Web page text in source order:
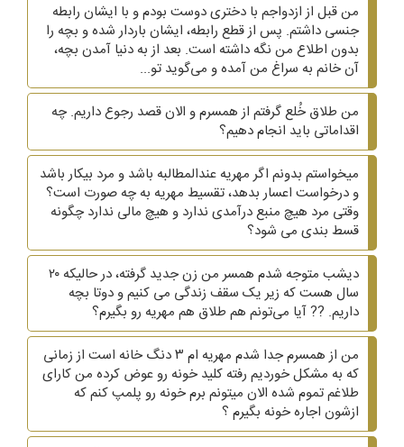
من قبل از ازدواجم با دختری دوست بودم و با ایشان رابطه
جنسی داشتم. پس از قطع رابطه، ایشان باردار شده و بچه را
بدون اطلاع من نگه داشته است. بعد از به دنیا آمدن بچه،
آن خانم به سراغ من آمده و می‌گوید تو...
من طلاق خُلع گرفتم از همسرم و الان قصد رجوع داریم. چه
اقداماتی باید انجام دهیم؟
میخواستم بدونم اگر مهریه عندالمطالبه باشد و مرد بیکار باشد
و درخواست اعسار بدهد، تقسیط مهریه به چه صورت است؟
وقتی مرد هیچ منبع درآمدی ندارد و هیچ مالی ندارد چگونه
قسط بندی می شود؟
دیشب متوجه شدم همسر من زن جدید گرفته، در حالیکه ۲۰
سال هست که زیر یک سقف زندگی می کنیم و دوتا بچه
داریم. ?? آیا می‌تونم هم طلاق هم مهریه رو بگیرم؟
من از همسرم جدا شدم مهریه ام ۳ دنگ خانه است از زمانی
که به مشکل خوردیم رفته کلید خونه رو عوض کرده من کارای
طلاغم تموم شده الان میتونم برم خونه رو پلمپ کنم که
ازشون اجاره خونه بگیرم ؟